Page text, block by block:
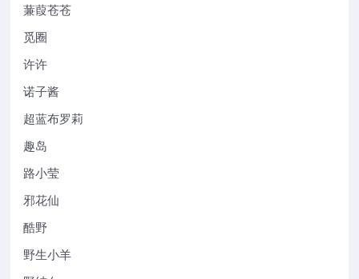
蒹葭苍苍
觅圈
许许
诺子酱
超蓝布罗莉
趣岛
路小莹
邪花仙
酷野
野生小羊